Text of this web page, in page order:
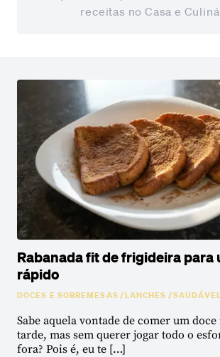
receitas no Casa e
Rabanada fit de frigideira para
rápido
DOCES E SOBREMESAS/LANCHES /SAUDÁVEL
Sabe aquela vontade de comer um
tarde, mas sem querer jogar todo o
fora? Pois é, eu te […]